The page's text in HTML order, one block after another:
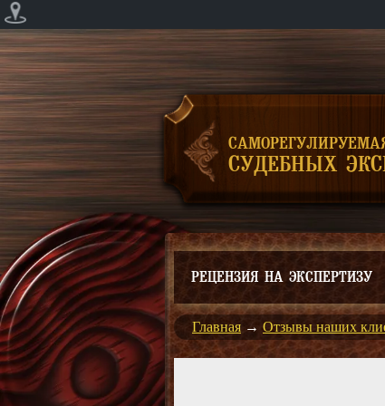
СУДЕБНЫХ
РЕЦЕНЗИЯ НА ЭКСПЕРТИЗУ
Главная → Отзывы наших